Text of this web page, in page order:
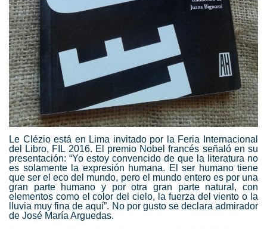
Le Clézio está en Lima invitado por la Feria Internacional
del Libro, FIL 2016. El premio Nobel francés señaló en su
presentación: “Yo estoy convencido de que la literatura no
es solamente la expresión humana. El ser humano tiene
que ser el eco del mundo, pero el mundo entero es por una
gran parte humano y por otra gran parte natural, con
elementos como el color del cielo, la fuerza del viento o la
lluvia muy fina de aquí”. No por gusto se declara admirador
de José María Arguedas.